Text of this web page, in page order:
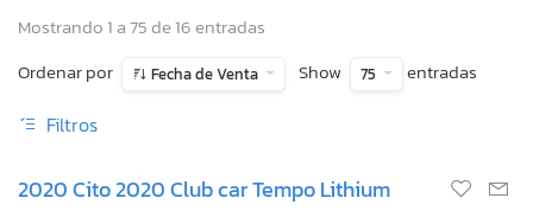
Mostrando 1 a 75 de 16 entradas
Ordenar por
Fecha de Venta Show 75 entradas
Filtros
2020 Cito 2020 Club car Tempo Lithium